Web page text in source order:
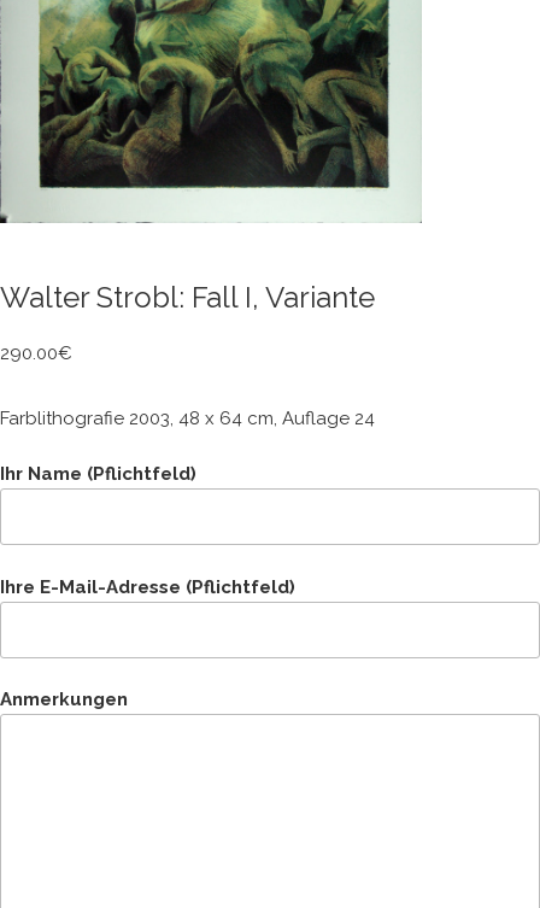
Walter Strobl: Fall I, Variante
290.00€
Farblithografie 2003, 48 x 64 cm, Auflage 24
Ihr Name (Pflichtfeld)
Ihre E-Mail-Adresse (Pflichtfeld)
Anmerkungen